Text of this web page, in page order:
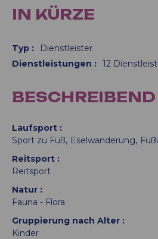
IN KÜRZE
Typ :
Dienstleister
Dienstleistungen : 12
BESCHREIBEND
Laufsport
Sport zu Fuß
Eselwanderung
Reitsport
Reitsport
Natur
Fauna - Flora
Gruppierung nach Alter
Kinder